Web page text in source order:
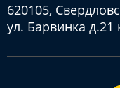
620105,
ул. Барвинка д.21